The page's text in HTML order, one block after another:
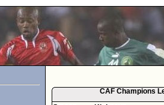
CAF Champions